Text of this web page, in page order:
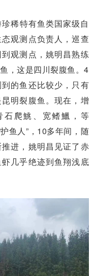
稀特有鱼类国家级自
观测点负责人，巡查
观测点，姚明昌熟练
，这是四川裂腹鱼。4
的鱼还比较少，只有
明裂腹鱼。现在，增
石爬鮡、宽鳍鱲，等
鱼人”，10多年间，随
进，姚明昌见证了赤
几乎绝迹到鱼翔浅底